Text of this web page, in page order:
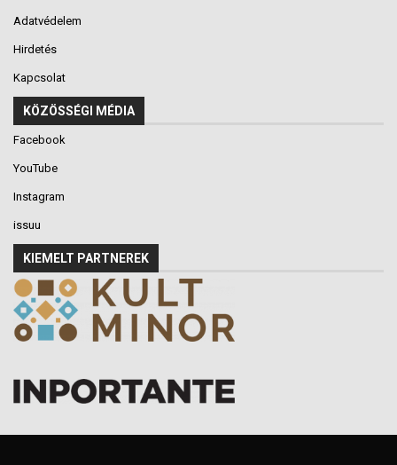
Adatvédelem
Hirdetés
Kapcsolat
KÖZÖSSÉGI MÉDIA
Facebook
YouTube
Instagram
issuu
KIEMELT PARTNEREK